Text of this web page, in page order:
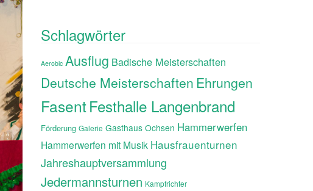
Schlagwörter
Aerobic Ausflug Badische Meisterschaften
Deutsche Meisterschaften Ehrungen
FasentFesthalle Langenbrand
Förderung Galerie Gasthaus Ochsen Hammerwerfen
Hammerwerfen mit Musik Hausfrauenturnen
Jahreshauptversammlung
Jedermannsturnen Kampfrichter